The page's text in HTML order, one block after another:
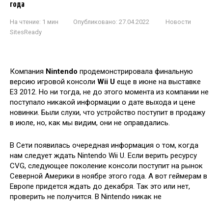
года
На чтение: 1 мин Опубликовано: 27.04.2022
Новости
SitesReady
Компания Nintendo продемонстрировала финальную
версию игровой консоли Wii U еще в июне на выставке
E3 2012. Но ни тогда, не до этого момента из компании не
поступало никакой информации о дате выхода и цене
новинки. Были слухи, что устройство поступит в продажу
в июле, но, как мы видим, они не оправдались.
В Сети появилась очередная информация о том, когда
нам следует ждать Nintendo Wii U. Если верить ресурсу
CVG, следующее поколение консоли поступит на рынок
Северной Америки в ноябре этого года. А вот геймерам в
Европе придется ждать до декабря. Так это или нет,
проверить не получится. В Nintendo никак не